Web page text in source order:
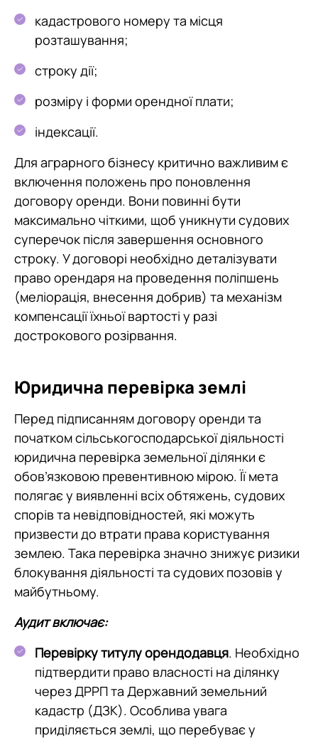
кадастрового номеру та місця
розташування;
строку дії;
розміру і форми орендної плати;
індексації.
Для аграрного бізнесу критично важливим є
включення положень про поновлення
договору оренди. Вони повинні бути
максимально чіткими, щоб уникнути судових
суперечок після завершення основного
строку. У договорі необхідно деталізувати
право орендаря на проведення поліпшень
(меліорація, внесення добрив) та механізм
компенсації їхньої вартості у разі
дострокового розірвання.
Юридична перевірка землі
Перед підписанням договору оренди та
початком сільськогосподарської діяльності
юридична перевірка земельної ділянки є
обов’язковою превентивною мірою. Її мета
полягає у виявленні всіх обтяжень, судових
спорів та невідповідностей, які можуть
призвести до втрати права користування
землею. Така перевірка значно знижує ризики
блокування діяльності та судових позовів у
майбутньому.
Аудит включає:
Перевірку титулу орендодавця. Необхідно
підтвердити право власності на ділянку
через ДРРП та Державний земельний
кадастр (ДЗК). Особлива увага
приділяється землі, що перебуває у